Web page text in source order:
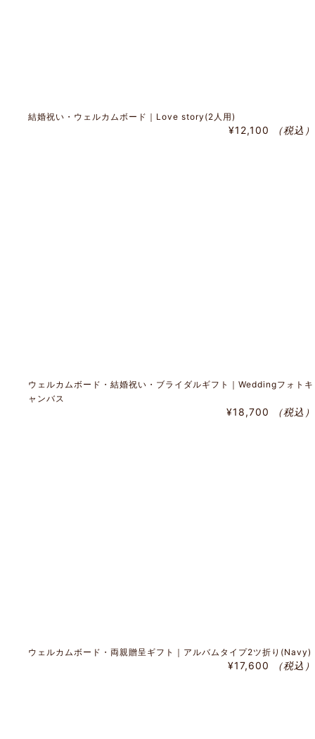
結婚祝い・ウェルカムボード｜Love story(2人用)
¥12,100 （税込）
ウェルカムボード・結婚祝い・ブライダルギフト｜Weddingフォトキ
ャンバス
¥18,700 （税込）
ウェルカムボード・両親贈呈ギフト｜アルバムタイプ2ツ折り(Navy)
¥17,600 （税込）